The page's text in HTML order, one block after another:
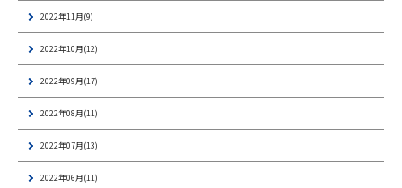
2022年11月(9)
2022年10月(12)
2022年09月(17)
2022年08月(11)
2022年07月(13)
2022年06月(11)